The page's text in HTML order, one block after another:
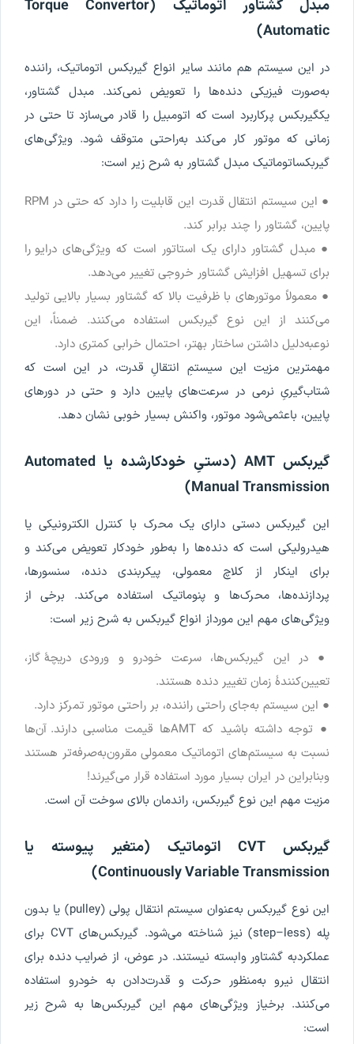
مبدل گشتاور اتوماتیک (
Torque
Convertor
Automatic
)
در این سیستم هم مانند سایر انواع گیربکس اتوماتیک، راننده
بهصورت فیزیکی دندهها را تعویض نمیکند. مبدل گشتاور،
یکگیربکس پرکاربرد است که اتومبیل را قادر میسازد تا حتی در
زمانی که موتور کار میکند بهراحتی متوقف شود. ویژگیهای
گیربکساتوماتیک مبدل گشتاور به شرح زیر است:
● این سیستم انتقال قدرت این قابلیت را دارد که حتی در RPM
پایین، گشتاور را چند برابر کند.
●مبدل گشتاور دارای یک استاتور است که ویژگیهای درایو را
برای تسهیل افزایش گشتاور خروجی تغییر میدهد.
● معمولا موتورهای با ظرفیت بالا که گشتاور بسیار بالایی تولید
میکنند از این نوع گیربکس استفاده میکنند. ضمناً، این
نوعبهدلیل داشتن ساختار بهتر، احتمال خرابی کمتری دارد.
مهمترین مزیت این سیستمِ انتقالِ قدرت، در این است که
شتابگیریِ نرمی در سرعتهای پایین دارد و حتی در دورهای
پایین، باعثمیشود موتور، واکنش بسیار خوبی نشان دهد.
گیربکس AMT
(دستی خودکارشده یا Automated
ManualTransmission
)
این گیربکس دستی دارای یک محرک با کنترل الکترونیکی یا
هیدرولیکی است که دندهها را بهطور خودکار تعویض میکند و
برای
اینکار از کلاچ معمولی، پیکربندی دنده، سنسورها،
پردازندهها،محرکها و پنوماتیک استفاده میکند. برخی از
ویژگیهای مهم این مورداز انواع گیربکس به شرح زیر است:
● در این گیربکسها،سرعت خودرو و ورودی دریچۀ گاز،
تعیینکنندۀ زمان تغییر دنده هستند.
● این سیستم بهجای راحتی راننده، بر راحتی موتور تمرکز دارد.
● توجه داشته باشید که AMTها قیمت مناسبی دارند. آنها
نسبت به سیستمهای اتوماتیک معمولی مقرونبهصرفهتر هستند
وبنابراین در ایران بسیار مورد استفاده قرار میگیرند!
مزیت مهم این نوع گیربکس، راندمان بالای سوخت آن است.
گیربکس CVT اتوماتیک (متغیر پیوسته
یا
ContinuouslyVariableTransmission
)
این نوع گیربکس بهعنوان سیستم انتقال پولی(
pulley
) یا بدون
پله(
step–less
) نیز شناخته میشود. گیربکسهای CVT برای
عملکردبه گشتاور وابسته نیستند. در عوض، از ضرایب دنده برای
انتقال نیرو بهمنظور حرکت و قدرتدادن به خودرو استفاده
میکنند. برخیاز ویژگیهای مهم این گیربکسها به شرح زیر
است: